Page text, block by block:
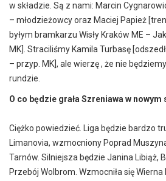
w składzie. Są z nami: Marcin
– młodzieżowcy oraz Maciej Papież
byłym bramkarzu Wisły Kraków ME –
MK]. Straciliśmy Kamila Turbasę
– przyp. MK], ale wierzę , że nie
rundzie.
O co będzie grała Szreniawa w nowym
Ciężko powiedzieć. Liga będzie bardzo
Limanovia, wzmocniony Poprad
Tarnów. Silniejsza będzie Janina Libiąż,
Przebój Wolbrom. Wzmocniła się